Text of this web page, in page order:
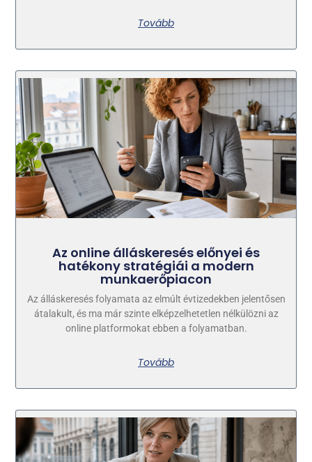
Tovább
Az online álláskeresés előnyei és
hatékony stratégiái a modern
munkaerőpiacon
Az álláskeresés folyamata az elmúlt évtizedekben jelentősen
átalakult, és ma már szinte elképzelhetetlen nélkülözni az
online platformokat ebben a folyamatban.
Tovább